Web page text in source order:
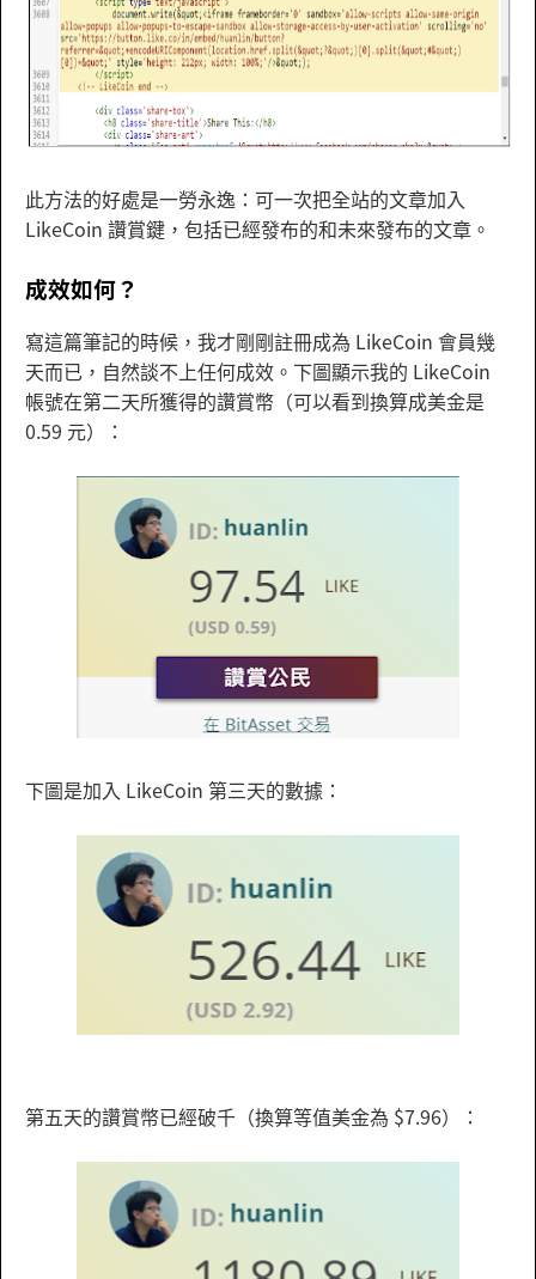
此方法的好處是一勞永逸：可一次把全站的文章加入
LikeCoin 讚賞鍵，包括已經發布的和未來發布的文章。
成效如何？
寫這篇筆記的時候，我才剛剛註冊成為 LikeCoin 會員幾
天而已，自然談不上任何成效。下圖顯示我的 LikeCoin
帳號在第二天所獲得的讚賞幣（可以看到換算成美金是
0.59 元）：
下圖是加入 LikeCoin 第三天的數據：
第五天的讚賞幣已經破千（換算等值美金為 $7.96）：